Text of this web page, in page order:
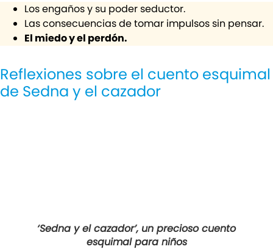
Los engaños y su poder seductor.
Las consecuencias de tomar impulsos sin pensar.
El miedo y el perdón.
Reflexiones sobre el cuento esquimal
de Sedna y el cazador
‘Sedna y el cazador’, un precioso cuento
esquimal para niños